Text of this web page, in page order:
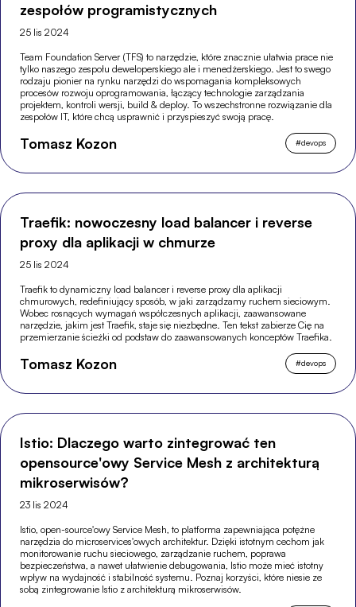
zespołów programistycznych
25 lis 2024
Team Foundation Server (TFS) to narzędzie, które znacznie ułatwia prace nie
tylko naszego zespołu deweloperskiego ale i menedżerskiego. Jest to swego
rodzaju pionier na rynku narzędzi do wspomagania kompleksowych
procesów rozwoju oprogramowania, łączący technologie zarządzania
projektem, kontroli wersji, build & deploy. To wszechstronne rozwiązanie dla
zespołów IT, które chcą usprawnić i przyspieszyć swoją pracę.
Tomasz Kozon #devops
Traefik: nowoczesny load balancer i reverse
proxy dla aplikacji w chmurze
25 lis 2024
Traefik to dynamiczny load balancer i reverse proxy dla aplikacji
chmurowych, redefiniujący sposób, w jaki zarządzamy ruchem sieciowym.
Wobec rosnących wymagań współczesnych aplikacji, zaawansowane
narzędzie, jakim jest Traefik, staje się niezbędne. Ten tekst zabierze Cię na
przemierzanie ścieżki od podstaw do zaawansowanych konceptów Traefika.
Tomasz Kozon #devops
Istio: Dlaczego warto zintegrować ten
opensource'owy Service Mesh z architekturą
mikroserwisów?
23 lis 2024
Istio, open-source'owy Service Mesh, to platforma zapewniająca potężne
narzędzia do microservices'owych architektur. Dzięki istotnym cechom jak
monitorowanie ruchu sieciowego, zarządzanie ruchem, poprawa
bezpieczeństwa, a nawet ułatwienie debugowania, Istio może mieć istotny
wpływ na wydajność i stabilność systemu. Poznaj korzyści, które niesie ze
sobą zintegrowanie Istio z architekturą mikroserwisów.